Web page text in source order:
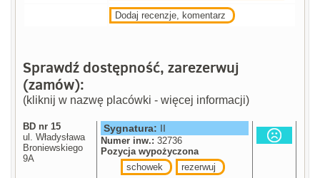
Dodaj recenzje, komentarz
Sprawdź dostępność, zarezerwuj
(zamów):
(kliknij w nazwę placówki - więcej informacji)
BD nr 15
ul. Władysława
Broniewskiego
9A
Sygnatura: II
Numer inw.: 32736
Pozycja wypożyczona
schowek
rezerwuj